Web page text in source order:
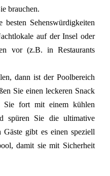
brauchen.
Sehenswürdigkeiten
auf der Insel oder
vor (z.B. in Restaurants
dann ist der Poolbereich
Sie einen leckeren Snack
Sie fort mit einem kühlen
spüren Sie die ultimative
gibt es einen speziell
damit sie mit Sicherheit